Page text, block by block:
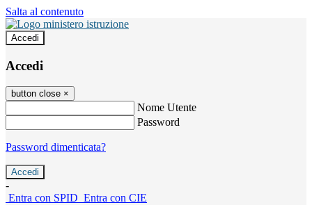
Salta al contenuto
Accedi
Accedi
button close ×
Nome Utente
Password
Password dimenticata?
-
Entra con SPID Entra con CIE